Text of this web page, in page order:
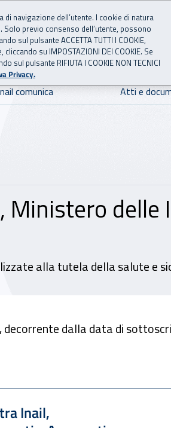
comunica Atti e
Ministero
alla tutela della salute e
dalla data di
Inail,
navigazione dell’utente. I cookie di natura
previo consenso dell’utente, possono
sul pulsante ACCETTA TUTTI I COOKIE,
su IMPOSTAZIONI DEI COOKIE. Se
pulsante RIFIUTA I COOKIE NON TECNICI
Privacy.